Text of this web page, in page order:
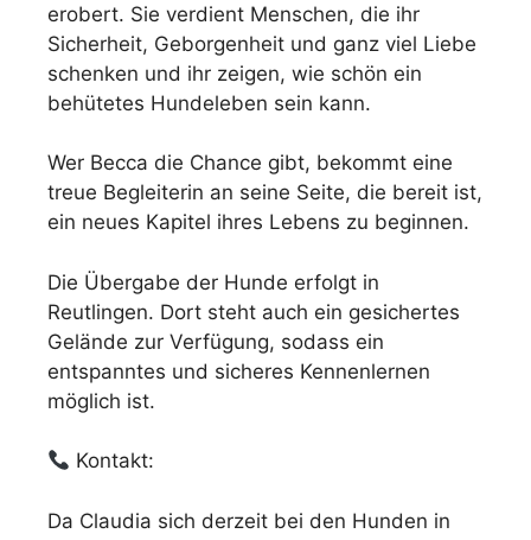
erobert. Sie verdient Menschen, die ihr
Sicherheit, Geborgenheit und ganz viel Liebe
schenken und ihr zeigen, wie schön ein
behütetes Hundeleben sein kann.
Wer Becca die Chance gibt, bekommt eine
treue Begleiterin an seine Seite, die bereit ist,
ein neues Kapitel ihres Lebens zu beginnen.
Die Übergabe der Hunde erfolgt in
Reutlingen. Dort steht auch ein gesichertes
Gelände zur Verfügung, sodass ein
entspanntes und sicheres Kennenlernen
möglich ist.
Kontakt:
Da Claudia sich derzeit bei den Hunden in